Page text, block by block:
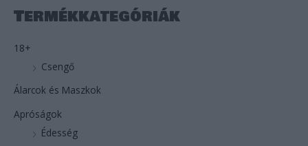
Termékkategóriák
18+
Csengő
Álarcok és Maszkok
Apróságok
Édesség